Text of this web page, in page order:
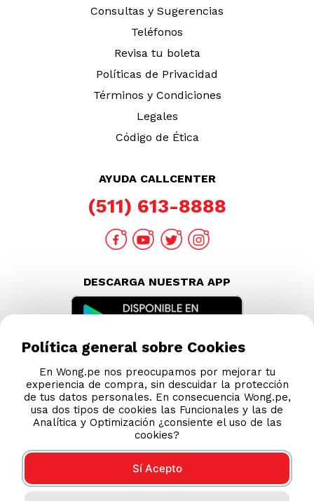
Consultas y Sugerencias
Teléfonos
Revisa tu boleta
Políticas de Privacidad
Términos y Condiciones
Legales
Código de Ética
AYUDA CALLCENTER
(511) 613-8888
DESCARGA NUESTRA APP
Política general sobre Cookies
En Wong.pe nos preocupamos por mejorar tu
experiencia de compra, sin descuidar la protección
de tus datos personales. En consecuencia Wong.pe,
usa dos tipos de cookies las Funcionales y las de
Analítica y Optimización ¿consiente el uso de las
cookies?
Sí Acepto